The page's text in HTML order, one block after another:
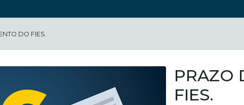
DO FIES.
PRAZO
FIES.